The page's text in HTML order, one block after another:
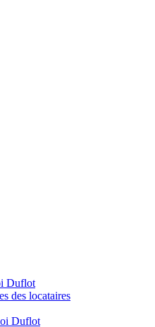
Duflot
des locataires
Duflot